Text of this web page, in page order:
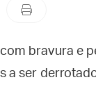
bravura e
a ser